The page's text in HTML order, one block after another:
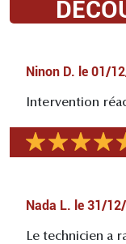
Ninon D. le 01/
Intervention
Nada L. le 31/
Le technicien a